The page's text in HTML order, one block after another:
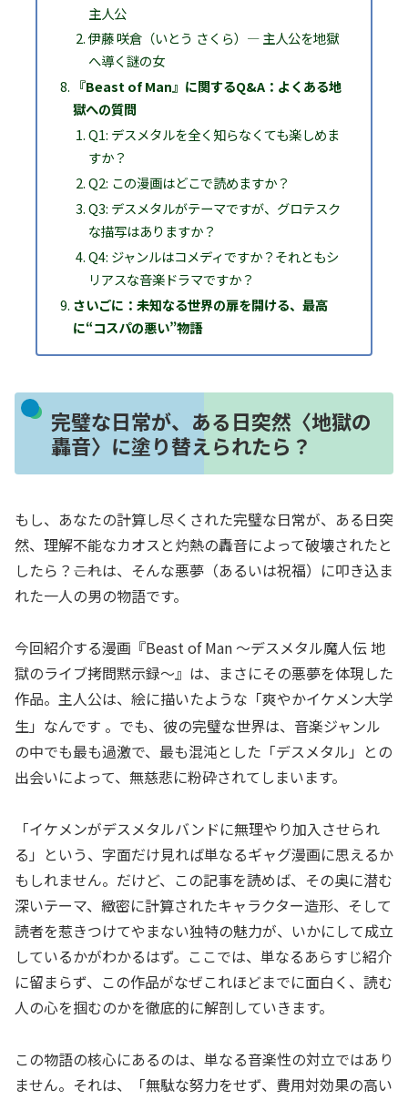
主人公
伊藤 咲倉（いとう さくら）― 主人公を地獄
へ導く謎の女
『Beast of Man』に関するQ&A：よくある地
獄への質問
Q1: デスメタルを全く知らなくても楽しめま
すか？
Q2: この漫画はどこで読めますか？
Q3: デスメタルがテーマですが、グロテスク
な描写はありますか？
Q4: ジャンルはコメディですか？それともシ
リアスな音楽ドラマですか？
さいごに：未知なる世界の扉を開ける、最高
に“コスパの悪い”物語
完璧な日常が、ある日突然〈地獄の
轟音〉に塗り替えられたら？
もし、あなたの計算し尽くされた完璧な日常が、ある日突
然、理解不能なカオスと灼熱の轟音によって破壊されたと
したら？――これは、そんな悪夢（あるいは祝福）に叩き込ま
れた一人の男の物語です。
今回紹介する漫画『Beast of Man 〜デスメタル魔人伝 地
獄のライブ拷問黙示録〜』は、まさにその悪夢を体現した
作品。主人公は、絵に描いたような「爽やかイケメン大学
生」なんです 。でも、彼の完璧な世界は、音楽ジャンル
の中でも最も過激で、最も混沌とした「デスメタル」との
出会いによって、無慈悲に粉砕されてしまいます。
「イケメンがデスメタルバンドに無理やり加入させられ
る」という、字面だけ見れば単なるギャグ漫画に思えるか
もしれません。だけど、この記事を読めば、その奥に潜む
深いテーマ、緻密に計算されたキャラクター造形、そして
読者を惹きつけてやまない独特の魅力が、いかにして成立
しているかがわかるはず。ここでは、単なるあらすじ紹介
に留まらず、この作品がなぜこれほどまでに面白く、読む
人の心を掴むのかを徹底的に解剖していきます。
この物語の核心にあるのは、単なる音楽性の対立ではあり
ません。それは、「無駄な努力をせず、費用対効果の高い